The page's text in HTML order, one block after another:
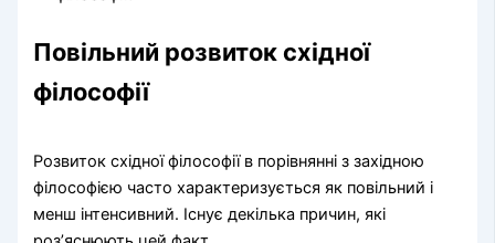
Повільний розвиток східної
філософії
Розвиток східної філософії в порівнянні з західною
філософією часто характеризується як повільний і
менш інтенсивний. Існує декілька причин, які